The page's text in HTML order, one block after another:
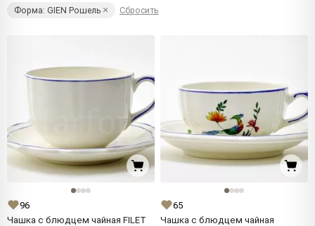
Форма: GIEN Рошель Сбросить
96
Чашка с блюдцем чайная FILET
65
Чашка с блюдцем чайная